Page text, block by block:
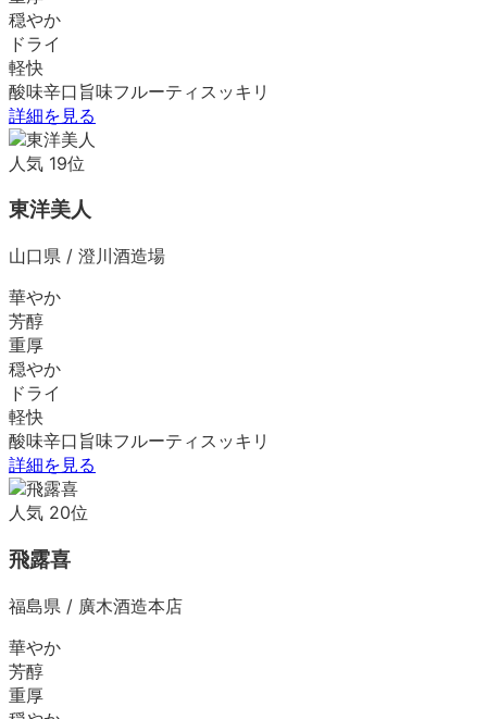
穏やか
ドライ
軽快
酸味辛口 旨味フルーティ スッキリ
詳細を見る
人気 19位
東洋美人
山口県 / 澄川酒造場
華やか
芳醇
重厚
穏やか
ドライ
軽快
酸味辛口 旨味フルーティ スッキリ
詳細を見る
人気 20位
飛露喜
福島県 / 廣木酒造本店
華やか
芳醇
重厚